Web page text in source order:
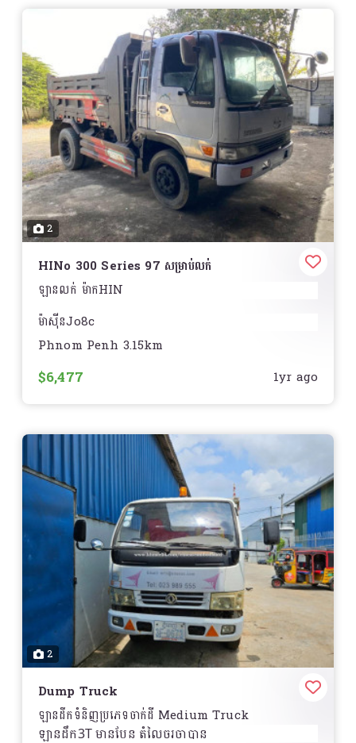
N° 427D ភូមិតាងួន, សង្កាត់កាកាប, ខណ្ឌ
ពោធិ៍សែនជ័យ, ក្រុងភ្នំពេញ Kakab 1, Por Senchey,
Phnom Penh
2
HINo 300 Series 97 សម្រាប់លក់
ឡានលក់ ម៉ាកHIN
ម៉ាសុីនJo8c
សារ៉ាងថៃ
ឆ្នាំ97 .ប៉ុងធំ.
Phnom Penh 3.15km
$6,477 1yr ago
2
Dump Truck
ឡានដឹកទំនិញប្រភេទចាក់ដី Medium Truck
ឡានដឹក3T មានបែន តំលៃចរចាបាន